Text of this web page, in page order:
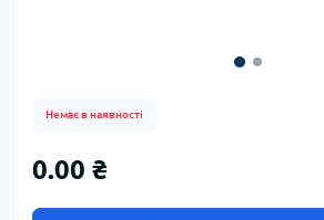
Немає в наявності
0.00 ₴